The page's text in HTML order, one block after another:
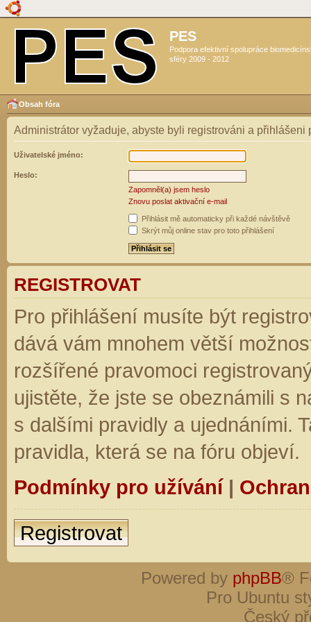
PES
Podpora efektivní spolupráce
sféry 2009 - 2012
Obsah fóra
Administrátor vyžaduje, abyste byli registrováni a přihlášeni
Uživatelské jméno:
Heslo:
Zapomněl(a) jsem heslo
Znovu poslat aktivační e-mail
Přihlásit mě automaticky při každé návštěvě
Skrýt můj online stav pro toto přihlášení
REGISTROVAT
Pro přihlášení musíte být
dává vám mnohem větší
rozšířené pravomoci
ujistěte, že jste se obeznámili s
s dalšími pravidly a ujednáními.
pravidla, která se na fóru objeví.
Podmínky pro užívání|
Registrovat
Powered by phpBB®
Pro Ubuntu
Český